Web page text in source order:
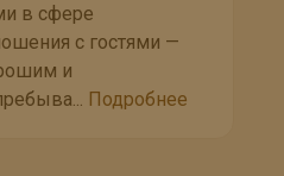
в сфере
с гостями —
и
Подробнее